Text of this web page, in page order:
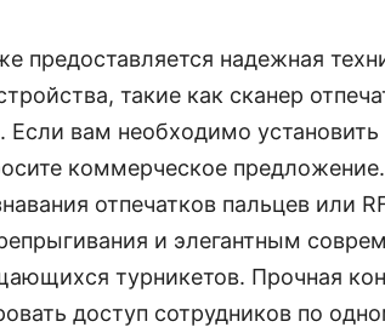
предоставляется надежная
такие как сканер
вам необходимо установить
коммерческое предложение
отпечатков пальцев или
и элегантным
турникетов. Прочная
доступ сотрудников по